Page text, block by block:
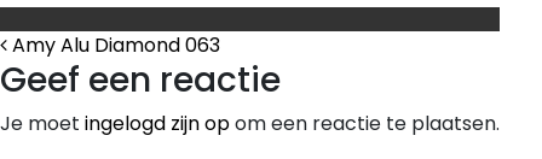
Bericht Navigatie
Amy Alu Diamond 063
Geef een reactie
Je moet ingelogd zijn opom een reactie te plaatsen.